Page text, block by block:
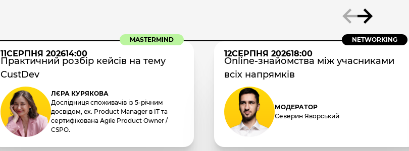
MASTERMIND
11СЕРПНЯ 202614:00
Практичний розбір кейсів на тему
CustDev
ЛЄРА КУРЯКОВА
Дослідниця споживачів із 5-річним
досвідом, ex. Product Manager в IT та
сертифікована Agile Product Owner /
CSPO.
NETWORKING
12СЕРПНЯ 202618:00
Online-знайомства між учасниками
всіх напрямків
МОДЕРАТОР
Северин Яворський